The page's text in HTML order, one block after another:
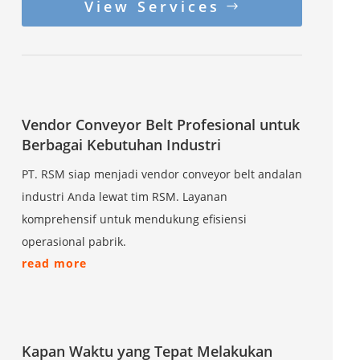
View Services
Vendor Conveyor Belt Profesional untuk
Berbagai Kebutuhan Industri
PT. RSM siap menjadi vendor conveyor belt andalan
industri Anda lewat tim RSM. Layanan
komprehensif untuk mendukung efisiensi
operasional pabrik.
read more
Kapan Waktu yang Tepat Melakukan